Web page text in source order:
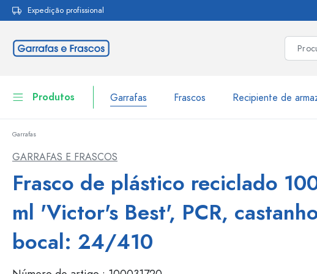
Saltar para a navegação principal
Expedição profissional
Produtos Garrafas Frascos Recipiente de
Garrafas por marca
Garrafas
GARRAFAS E FRASCOS
Frasco de plástico reciclado
ml 'Victor's Best', PCR,
bocal: 24/410